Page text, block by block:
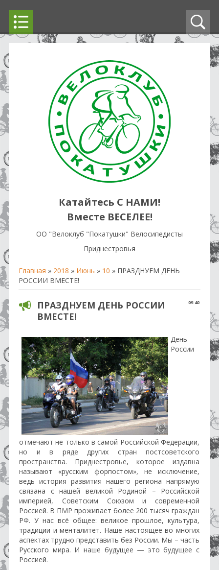
Катайтесь С НАМИ!
Вместе ВЕСЕЛЕЕ!
OO "Велоклуб "Покатушки" Велосипедисты
Приднестровья
Главная » 2018 » Июнь » 10 » ПРАЗДНУЕМ ДЕНЬ
РОССИИ ВМЕСТЕ!
09:40
ПРАЗДНУЕМ ДЕНЬ РОССИИ
ВМЕСТЕ!
День
России
отмечают не только в самой Российской Федерации,
но и в ряде других стран постсоветского
пространства. Приднестровье, которое издавна
называют «русским форпостом», не исключение,
ведь история развития нашего региона напрямую
связана с нашей великой Родиной – Российской
империей, Советским Союзом и современной
Россией. В ПМР проживает более 200 тысяч граждан
РФ. У нас всё общее: великое прошлое, культура,
традиции и менталитет. Наше настоящее во многих
аспектах трудно представить без России. Мы – часть
Русского мира. И наше будущее — это будущее с
Россией.